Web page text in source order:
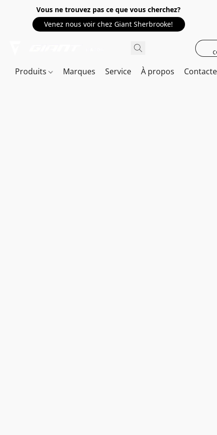
Vous ne trouvez pas ce que vous cherchez?
Venez nous voir chez Giant Sherbrooke!
Produits Marques Service À propos